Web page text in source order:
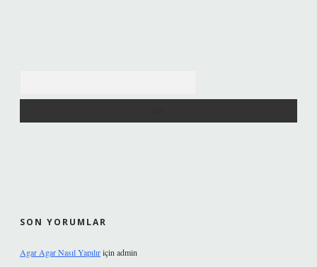
SON YORUMLAR
Agar Agar Nasıl Yapılıriçin admin